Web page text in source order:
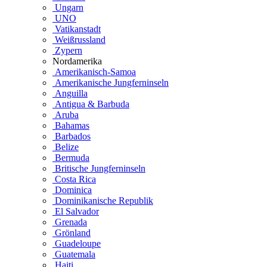
Ungarn
UNO
Vatikanstadt
Weißrussland
Zypern
Nordamerika
Amerikanisch-Samoa
Amerikanische Jungferninseln
Anguilla
Antigua & Barbuda
Aruba
Bahamas
Barbados
Belize
Bermuda
Britische Jungferninseln
Costa Rica
Dominica
Dominikanische Republik
El Salvador
Grenada
Grönland
Guadeloupe
Guatemala
Haiti